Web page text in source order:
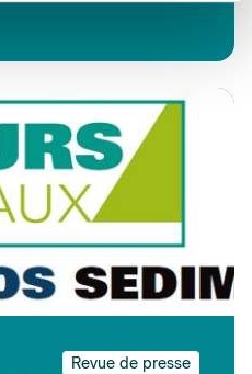
Revue de presse